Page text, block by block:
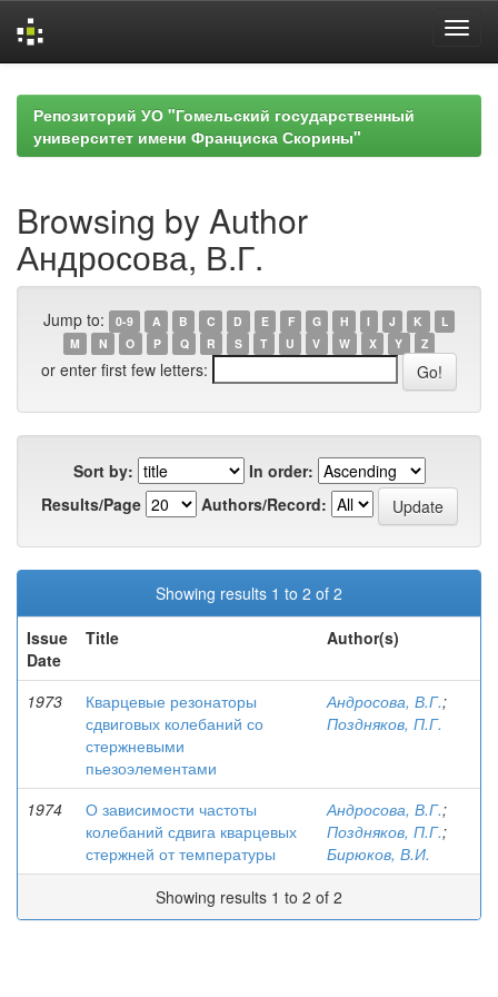
navigationРепозиторий УО "Гомельский государственный
университет имени Франциска Скорины"
Browsing by Author
Андросова, В.Г.
Jump to: 0-9 A B C D E F G H I J K
L
M
N O P Q R S T U V W X Y Z
or enter first few letters:
Sort by:
In order:
Results/Page
Authors/Record:
Showing results 1 to 2 of 2
Issue
Date
Title Author(s)
1973
Кварцевые резонаторы
сдвиговых колебаний со
стержневыми
пьезоэлементами
Андросова, В.Г.;
Поздняков, П.Г.
1974
О зависимости частоты
колебаний сдвига кварцевых
стержней от температуры
Андросова, В.Г.;
Поздняков, П.Г.;
Бирюков, В.И.
Showing results 1 to 2 of 2